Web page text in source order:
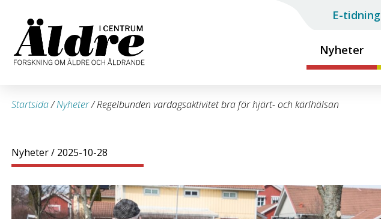
Nyheter
E-tidning
Startsida/Nyheter/Regelbunden vardagsaktivitet bra för hjärt- och kärlhälsan
Nyheter/ 2025-10-28